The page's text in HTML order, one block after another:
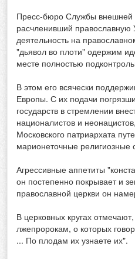
Пресс-бюро Службы внешней
расчленивший православную
деятельность на
"дьявол во плоти" одержим
месте полностью
В этом его всячески
Европы. С их подачи
государств в стремлении
националистов и
Московского патриархата
марионеточные религиозные
Агрессивные аппетиты
он постепенно покрывает и
православной церкви он
В церковных кругах
лжепророкам, о которых
... По плодам их узнаете их".